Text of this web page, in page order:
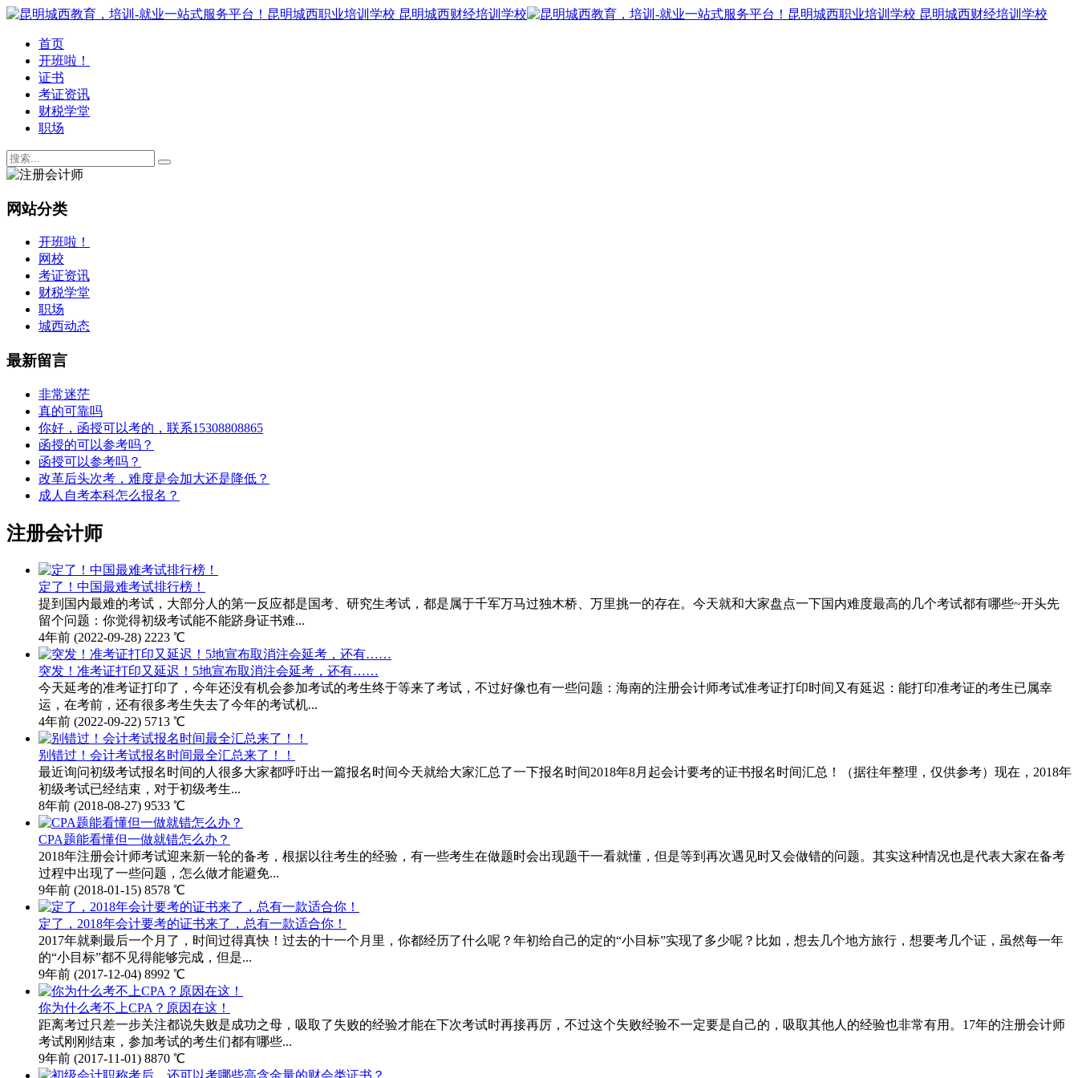
首页
开班啦！
证书
考证资讯
财税学堂
职场
网站分类
开班啦！
网校
考证资讯
财税学堂
职场
城西动态
最新留言
非常迷茫
真的可靠吗
你好，函授可以考的，联系15308808865
函授的可以参考吗？
函授可以参考吗？
改革后头次考，难度是会加大还是降低？
成人自考本科怎么报名？
注册会计师
定了！中国最难考试排行榜！
提到国内最难的考试，大部分人的第一反应都是国考、研究生考试，都是属于千军万马过独木桥、万里挑一的存在。今天就和大家盘点一下国内难度最高的几个考试都有哪些~开头先
留个问题：你觉得初级考试能不能跻身证书难...
4年前 (2022-09-28) 2223 ℃
突发！准考证打印又延迟！5地宣布取消注会延考，还有……
今天延考的准考证打印了，今年还没有机会参加考试的考生终于等来了考试，不过好像也有一些问题：海南的注册会计师考试准考证打印时间又有延迟：能打印准考证的考生已属幸
运，在考前，还有很多考生失去了今年的考试机...
4年前 (2022-09-22) 5713 ℃
别错过！会计考试报名时间最全汇总来了！！
最近询问初级考试报名时间的人很多大家都呼吁出一篇报名时间今天就给大家汇总了一下报名时间2018年8月起会计要考的证书报名时间汇总！（据往年整理，仅供参考）现在，2018年
初级考试已经结束，对于初级考生...
8年前 (2018-08-27) 9533 ℃
CPA题能看懂但一做就错怎么办？
2018年注册会计师考试迎来新一轮的备考，根据以往考生的经验，有一些考生在做题时会出现题干一看就懂，但是等到再次遇见时又会做错的问题。其实这种情况也是代表大家在备考
过程中出现了一些问题，怎么做才能避免...
9年前 (2018-01-15) 8578 ℃
定了，2018年会计要考的证书来了，总有一款适合你！
2017年就剩最后一个月了，时间过得真快！过去的十一个月里，你都经历了什么呢？年初给自己的定的“小目标”实现了多少呢？比如，想去几个地方旅行，想要考几个证，虽然每一年
的“小目标”都不见得能够完成，但是...
9年前 (2017-12-04) 8992 ℃
你为什么考不上CPA？原因在这！
距离考过只差一步关注都说失败是成功之母，吸取了失败的经验才能在下次考试时再接再厉，不过这个失败经验不一定要是自己的，吸取其他人的经验也非常有用。17年的注册会计师
考试刚刚结束，参加考试的考生们都有哪些...
9年前 (2017-11-01) 8870 ℃